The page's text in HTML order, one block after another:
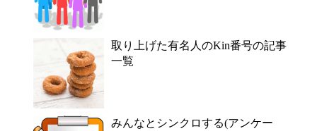
取り上げた有名人のKin番号の記事
一覧
みんなとシンクロする(アンケー